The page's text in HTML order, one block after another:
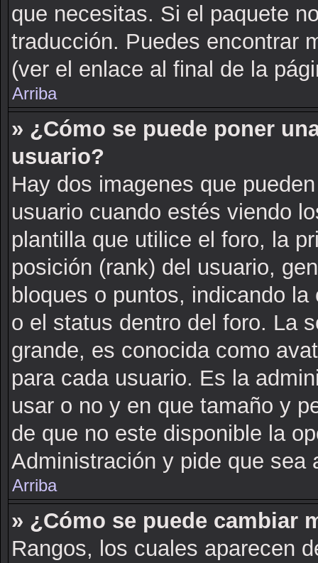
que necesitas. Si el paquete
traducción. Puedes encontrar
(ver el enlace al final de la
Arriba
» ¿Cómo se puede poner
usuario?
Hay dos imagenes que
usuario cuando estés viendo
plantilla que utilice el foro, la
posición (rank) del usuario,
bloques o puntos, indicando
o el status dentro del foro. La
grande, es conocida como
para cada usuario. Es la
usar o no y en que tamaño y
de que no este disponible la
Administración y pide que sea
Arriba
» ¿Cómo se puede cambiar
Rangos, los cuales aparecen